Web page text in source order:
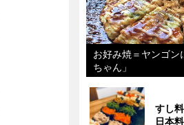
お好み焼＝ヤンゴン
ちゃん」
すし
日本